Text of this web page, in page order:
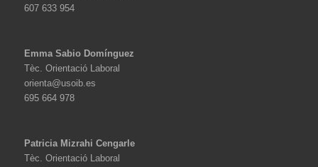
607 633 954
Emma Sabio Domínguez
Tèc. Orientació Laboral
orienta@usoib.es
695 664 978
Patricia Mizrahi Cengarle
Tèc. Orientació Laboral